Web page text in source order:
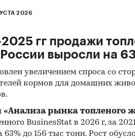
2026
гг продажи
выросли на
увеличением спроса со
кормов для домашних
«Анализа рынка топленого
BusinesStat в 2026 г, за
63% до 156 тыс тонн. Рост